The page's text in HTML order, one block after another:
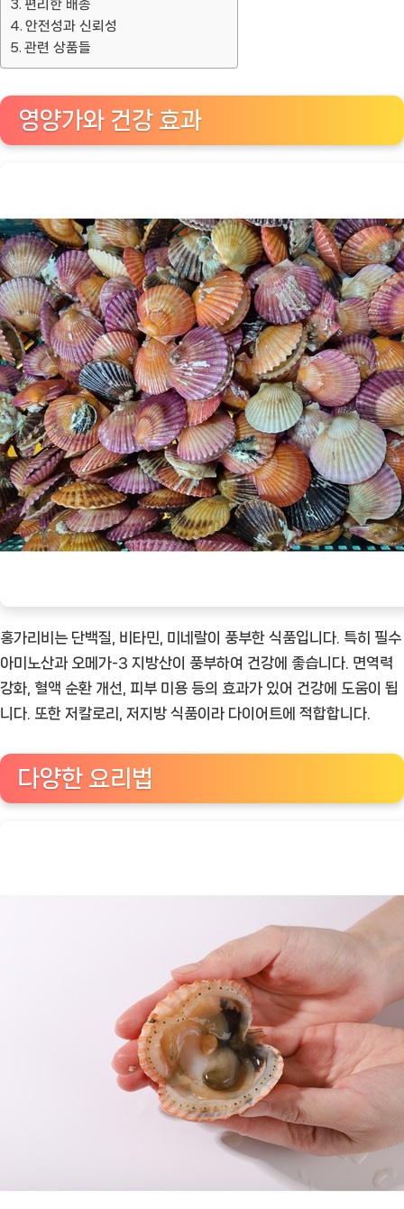
편리한 배송
안전성과 신뢰성
관련 상품들
영양가와 건강 효과
홍가리비는 단백질, 비타민, 미네랄이 풍부한 식품입니다. 특히 필수
아미노산과 오메가-3 지방산이 풍부하여 건강에 좋습니다. 면역력
강화, 혈액 순환 개선, 피부 미용 등의 효과가 있어 건강에 도움이 됩
니다. 또한 저칼로리, 저지방 식품이라 다이어트에 적합합니다.
다양한 요리법